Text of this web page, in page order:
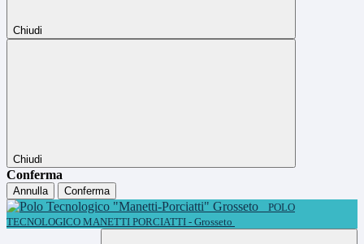
Chiudi
Chiudi
Conferma
Annulla
Conferma
POLO
TECNOLOGICO MANETTI PORCIATTI - Grosseto